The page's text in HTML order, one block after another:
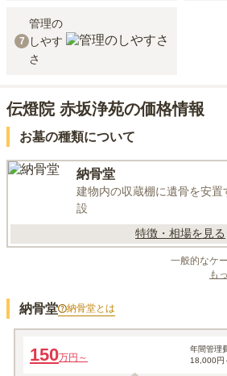
7
管理の
しやす
さ
伝燈院 赤坂浄苑の価格情報
お墓の種類について
納骨堂
建物内の収蔵棚に遺骨を安
設
特徴・相場を見る
一般的なケ
も
納骨堂 納骨堂とは
150万円～
年間管理
18,000円